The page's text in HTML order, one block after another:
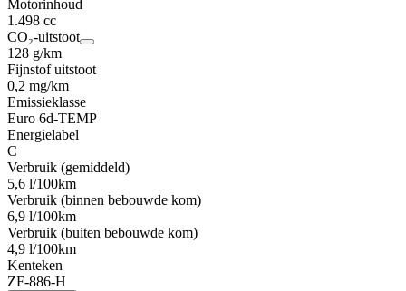
Motorinhoud
1.498 cc
CO₂-uitstoot
128 g/km
Fijnstof uitstoot
0,2 mg/km
Emissieklasse
Euro 6d-TEMP
Energielabel
C
Verbruik (gemiddeld)
5,6 l/100km
Verbruik (binnen bebouwde kom)
6,9 l/100km
Verbruik (buiten bebouwde kom)
4,9 l/100km
Kenteken
ZF-886-H